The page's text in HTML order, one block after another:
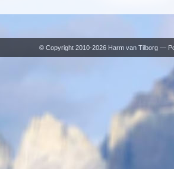
© Copyright 2010-2026 Harm van Tilborg —